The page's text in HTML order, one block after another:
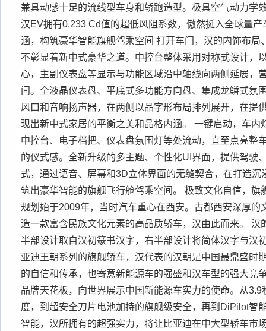
兼具动感十足的流线型车身和轿跑造型。极具空气动力学
汉EV拥有0.233 Cd值的超低风阻系数，傲然挺入全球量
涵，构筑豪华智能旗舰驾乘空间 打开车门，汉的内饰布局
不彰显着新中式豪华之道。中控台整体采用对称式设计，
心，主副仪表盘等显示与功能区域沿中轴线向两侧延展，
间。全液晶仪表盘、平底式多功能方向盘、集成龙鳞式氛
风口和音响扬声器，在两侧以品字形布局排列展开，在提
现出新中式家居的平衡之美和品格内涵。 一键启动，车
中控台、电子档把、仪表盘氛围灯等处流动，直至点亮整
的仪式感。全新升级的多主题、个性化UI界面，提供驾驶
式，通过语音、屏幕和3D立体界面的无缝契合，在打造沉
筑出豪华智能的旗舰飞行舱驾乘空间。 极致文化自信，旗
规划始于2009年，当时汽车重心在西安。古都西安深厚的
造一款富含民族文化元素的高品质轿车，汉由此而来。 汉
半部设计取自汉初篆书汉字，右半部设计将简体汉字与汉
亚迪王朝系列的旗舰轿车，汉代表的汉朝是中国最鼎盛时
的自信和传承，也寄意新能源车的强盛和汉车型的强大竞
品牌天花板，向世界展示中国新能源车实力的使命。从
度，到超安全刀片电池加持的旗舰级安全，再到DiPilot智
智能，汉所拥有的超强实力，将让比亚迪在中大型轿车市